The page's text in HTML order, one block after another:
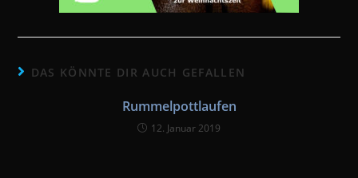
DAS KÖNNTE DIR AUCH GEFALLEN
Rummelpottlaufen
12. Januar 2019